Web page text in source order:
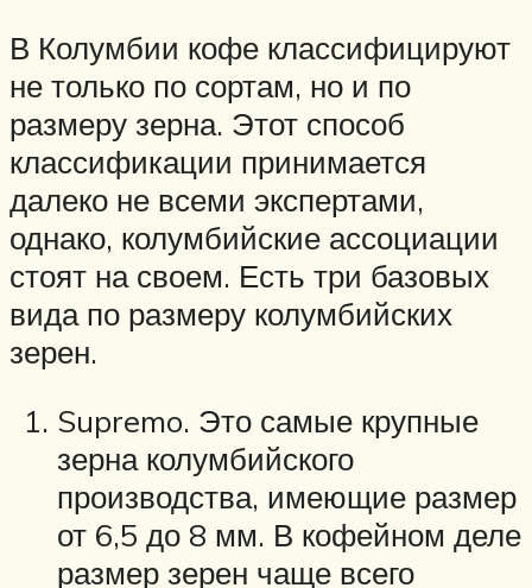
В Колумбии кофе классифицируют
не только по сортам, но и по
размеру зерна. Этот способ
классификации принимается
далеко не всеми экспертами,
однако, колумбийские ассоциации
стоят на своем. Есть три базовых
вида по размеру колумбийских
зерен.
Supremo. Это самые крупные
зерна колумбийского
производства, имеющие размер
от 6,5 до 8 мм. В кофейном деле
размер зерен чаще всего